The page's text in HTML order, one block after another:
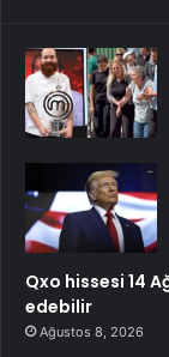
Qxo hissesi 14
edebilir
Ağustos 8, 2026